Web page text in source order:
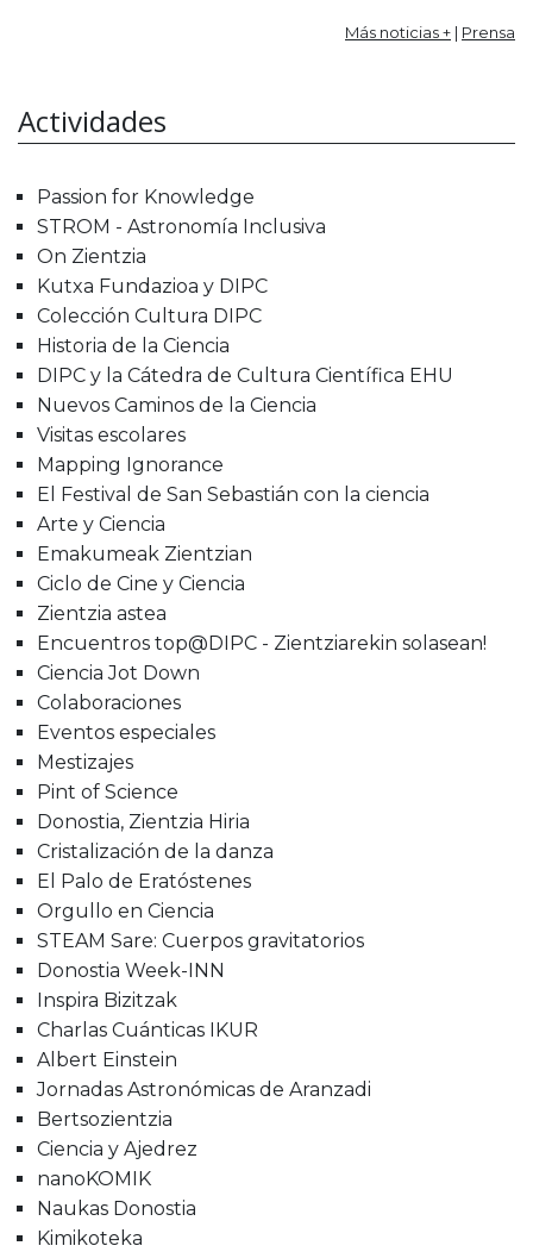
Más noticias + | Prensa
Actividades
Passion for Knowledge
STROM - Astronomía Inclusiva
On Zientzia
Kutxa Fundazioa y DIPC
Colección Cultura DIPC
Historia de la Ciencia
DIPC y la Cátedra de Cultura Científica EHU
Nuevos Caminos de la Ciencia
Visitas escolares
Mapping Ignorance
El Festival de San Sebastián con la ciencia
Arte y Ciencia
Emakumeak Zientzian
Ciclo de Cine y Ciencia
Zientzia astea
Encuentros top@DIPC - Zientziarekin solasean!
Ciencia Jot Down
Colaboraciones
Eventos especiales
Mestizajes
Pint of Science
Donostia, Zientzia Hiria
Cristalización de la danza
El Palo de Eratóstenes
Orgullo en Ciencia
STEAM Sare: Cuerpos gravitatorios
Donostia Week-INN
Inspira Bizitzak
Charlas Cuánticas IKUR
Albert Einstein
Jornadas Astronómicas de Aranzadi
Bertsozientzia
Ciencia y Ajedrez
nanoKOMIK
Naukas Donostia
Kimikoteka